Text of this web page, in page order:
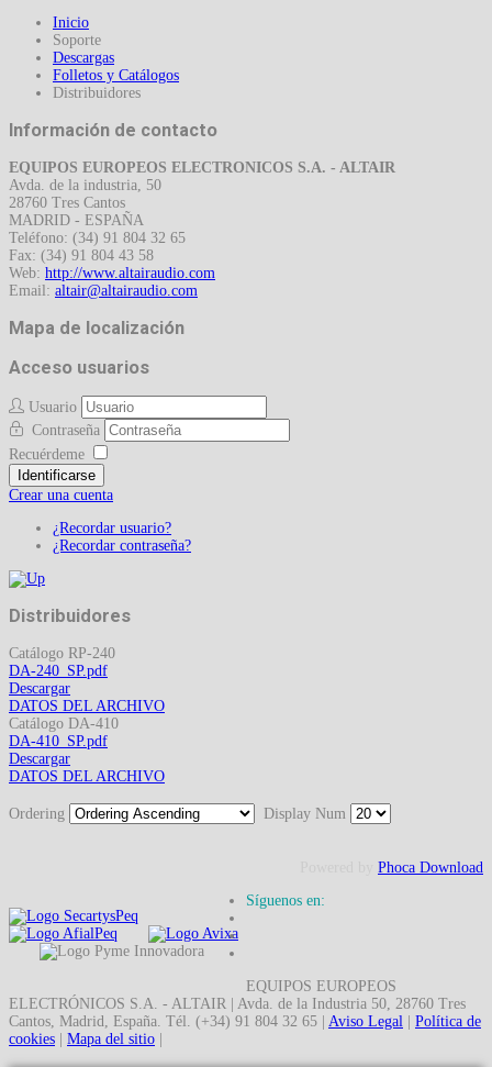
Inicio
Soporte
Descargas
Folletos y Catálogos
Distribuidores
Información de contacto
EQUIPOS EUROPEOS ELECTRONICOS S.A. - ALTAIR
Avda. de la industria, 50
28760 Tres Cantos
MADRID - ESPAÑA
Teléfono: (34) 91 804 32 65
Fax: (34) 91 804 43 58
Web: http://www.altairaudio.com
Email:
Mapa de localización
Acceso usuarios
Usuario
Contraseña
Recuérdeme
Identificarse
Crear una cuenta
¿Recordar usuario?
¿Recordar contraseña?
Distribuidores
Catálogo RP-240
DA-240_SP.pdf
Descargar
DATOS DEL ARCHIVO
Catálogo DA-410
DA-410_SP.pdf
Descargar
DATOS DEL ARCHIVO
Ordering Display Num
Phoca Download
Síguenos en:
EQUIPOS EUROPEOS
ELECTRÓNICOS S.A. - ALTAIR | Avda. de la Industria 50, 28760 Tres
Cantos, Madrid, España. Tél. (+34) 91 804 32 65 | Aviso Legal | Política de
cookies | Mapa del sitio |